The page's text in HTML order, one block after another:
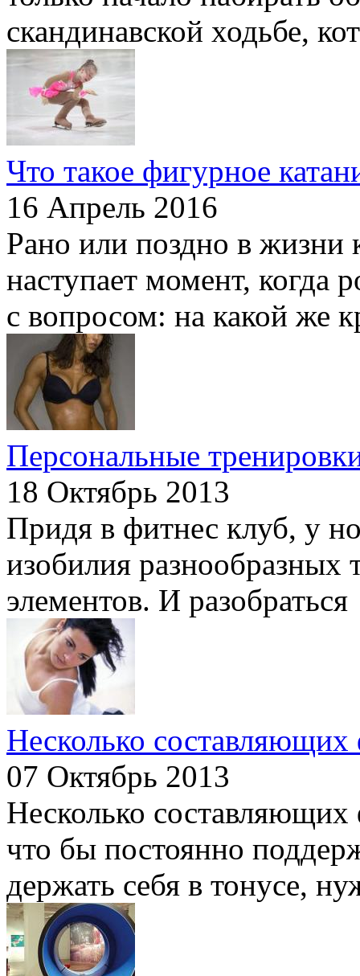
скандинавской ходьбе,
Что такое фигурное
16 Апрель 2016
Рано или поздно в жизни
наступает момент, когда
с вопросом: на какой же
Персональные
18 Октябрь 2013
Придя в фитнес клуб, у
изобилия разнообразных
элементов. И
Несколько составляющих
07 Октябрь 2013
Несколько составляющих
что бы постоянно
держать себя в тонусе,